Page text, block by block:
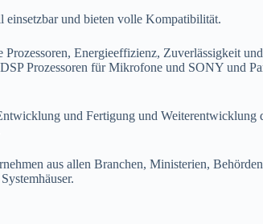
einsetzbar und bieten volle Kompatibilität.
Prozessoren, Energieeffizienz, Zuverlässigkeit
Prozessoren für Mikrofone und SONY und
und Fertigung und Weiterentwicklung
aus allen Branchen, Ministerien,